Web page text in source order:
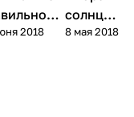
2018
солнцез
ащитны
8 мая 2018